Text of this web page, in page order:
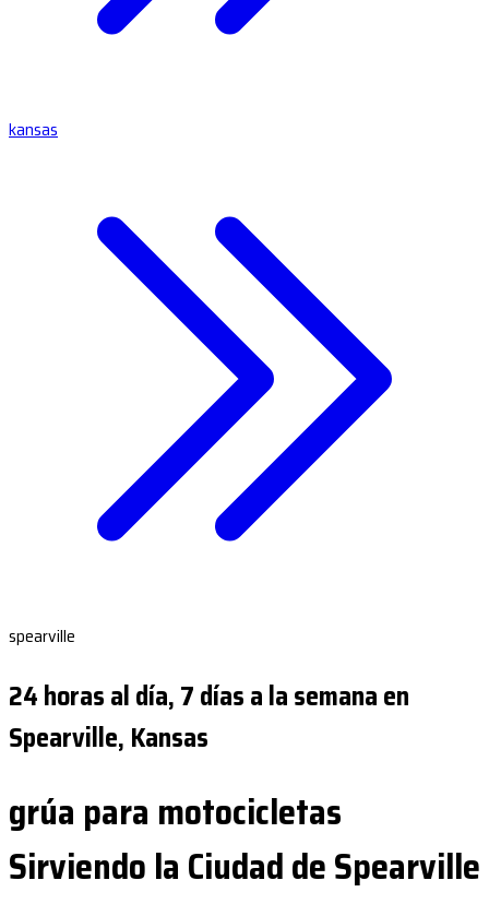
kansas
spearville
24 horas al día, 7 días a la semana en
Spearville, Kansas
grúa para motocicletas
Sirviendo la Ciudad de Spearville